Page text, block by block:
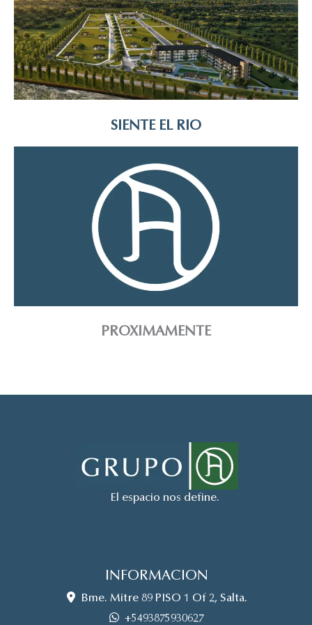
SIENTE EL RIO
PROXIMAMENTE
El espacio nos define.
INFORMACION
Bme. Mitre 89 PISO 1 Of 2, Salta.
+5493875930627